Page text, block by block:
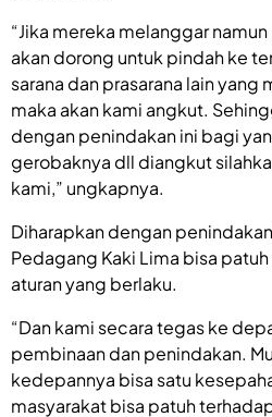
“Jika mereka melanggar
akan dorong untuk pindah ke
sarana dan prasarana lain
maka akan kami angkut.
dengan penindakan ini bagi
gerobaknya dll diangkut
kami,” ungkapnya.
Diharapkan dengan
Pedagang Kaki Lima bisa
aturan yang berlaku.
“Dan kami secara tegas ke
pembinaan dan penindakan.
kedepannya bisa satu
masyarakat bisa patuh